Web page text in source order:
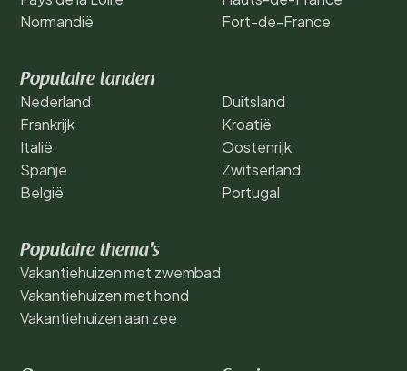
Normandië
Fort-de-France
Populaire landen
Nederland
Frankrijk
Italië
Spanje
België
Duitsland
Kroatië
Oostenrijk
Zwitserland
Portugal
Populaire thema's
Vakantiehuizen met zwembad
Vakantiehuizen met hond
Vakantiehuizen aan zee